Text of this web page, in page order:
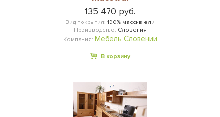
135 470 руб.
Вид покрытия: 100% массив ели
Производство: Словения
Компания: Мебель Словении
В корзину